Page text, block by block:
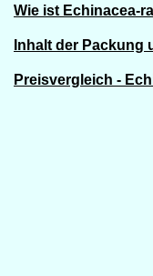
Wie ist Echinacea-
Inhalt der Packung
Preisvergleich -